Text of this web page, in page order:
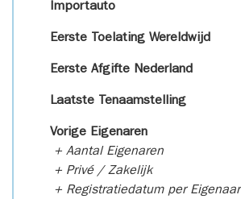
Importauto
Eerste Toelating Wereldwijd
Eerste Afgifte Nederland
Laatste Tenaamstelling
Vorige Eigenaren
+ Aantal Eigenaren
+ Privé / Zakelijk
+ Registratiedatum per Eigenaar